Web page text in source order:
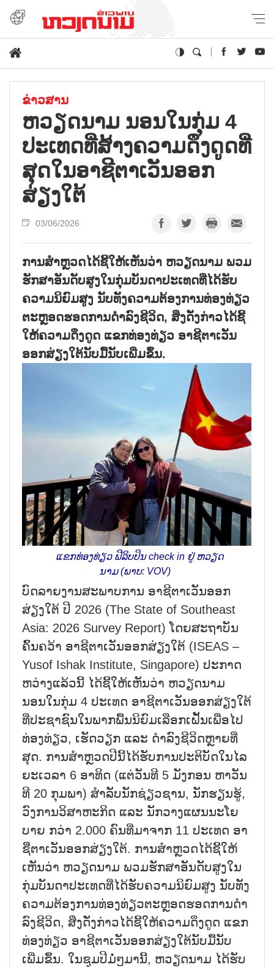
ຂ່າວສານ
ຫວຽດ​ນາມ ນອນ​ໃນ​ກຸ່ມ 4
ປະ​ເທດ​ທີ່​ສ້າງ​ຄວາມ​ດຶງ​ດູດ​​ທີ່​
ສຸດ​ໃນ​ອາ​ຊີ​ຕາ​ເວັນ​ອອກ​
ສ່ຽງ​ໃຕ້
03/06/2026
ການ​ສຳຫຼວດ​ໄດ້​ຊີ້​ໃຫ້​ເຫັນ​ວ່າ ຫວຽດ​ນາມ ພວມ​
ຮັກ​ສາ​ອັນ​ດັບ​ສູງ​ໃນ​ກຸ່ມ​ບັນ​ດາ​ປະ​ເທດ​ທີ່​ໄດ້​ຮັບ​
ຄວາມ​ນິ​ຍົມ​ສູງ ນັບ​ທັງ​ຄວາມ​ຕ້ອງ​ການ​ທ່ອງ​ທ່ຽວ​
ຕະຫຼອດ​ຮອດ​ການ​ດຳ​ລົງ​ຊີ​ວິດ, ສິ່ງ​ດັ່ງ​ກ່າວ​ໄດ້​ຊີ້​
ໃຫ້​ຄວາມ​ດຶງ​ດູດ​ ​ແຂກ​ທ່ອງ​ທ່ຽວ ອາ​ຊີ​ຕາ​ເວັນ​
ອອ​ກ​ສ່​ຽງ​ໃຕ້​ນັບ​ມື້​ນັບ​ເພີ່ມ​ຂຶ້ນ.
ແຂກ​ທ່ອງ​ທ່ຽວ ຟີ​ລິບ​ປິນ check in ຢູ່ ຫວຽດ​
ນາມ (ພາບ: VOV)
ບົດ​ລາຍ​ງານ​ສະ​ພາບ​ການ ອາ​ຊີ​ຕາ​ເວັນ​ອອກ​
ສ່ຽງ​ໃຕ້ ປີ 2026 (The State of Southeast
Asia: 2026 Survey Report) ໂດຍ​ສະ​ຖາ​ບັນ​
ຄົ້ນ​ຄວ້າ ອາ​ຊີ​ຕາ​ເວັນ​ອອກ​ສ່ຽງ​ໃຕ້ (ISEAS –
Yusof Ishak Institute, Singapore) ​ປະ​ກາດ​​
ຫວ່າງແລ້ວ​ນີ້ ໄດ້​ຊີ້​ໃຫ້​ເຫັນ​ວ່າ ຫວຽດ​ນາມ
ນອນ​ໃນ​ກຸ່ມ 4 ປະ​ເທດ ອາ​ຊີ​ຕາ​ເວັນ​ອອກ​ສ່ຽງ​ໃຕ້
ທີ່​​ປະ​ຊາ​ຊົນ​ໃນ​ພາກ​ພື້ນ​ນິ​ຍົມ​ເລືອກ​ເຝັ້ນ​ເພື່ອ​ໄປ​
ທ່ອງ​ທ່ຽວ, ເຮັດ​ວຽກ ແລະ ດຳ​ລົງ​ຊີ​ວິດຫຼາຍ​ທີ່​
ສຸດ. ການ​ສຳຫຼວດ​ປີ​ນີ້​ໄດ້ຮັບ​ການ​ປະ​ຕິ​ບັດ​ໃນ​ໄລ​
ຍະ​ເວ​ລາ 6 ອາ​ທິດ (ແຕ່​ວັນ​ທີ 5 ມັງ​ກອນ ຫາ​ວັນ​
ທີ 20 ກຸມ​ພາ) ສໍ​າ​ລັບ​ນັກ​ຊ່ຽວ​ຊານ, ນັກ​ຮຽນ​ຮູ້,
ວົງ​ການ​ວິ​ສາ​ຫະ​ກິດ ແລະ ນັກ​ວາງ​ແຜນ​​ນະ​ໂຍ​
ບາຍ ກວ່າ 2.000 ຄົນ​ທີ່​ມາ​ຈາກ 11 ປະ​ເທດ ອາ​
ຊີີ່​ຕາ​ເວັນ​ອອກ​ສ່ຽງ​ໃຕ້. ການ​ສຳຫຼວດ​ໄດ້​ຊີ້​ໃຫ້​
ເຫັນ​ວ່າ ຫວຽດ​ນາມ ພວມ​ຮັກ​ສາ​ອັນ​ດັບ​ສູງ​ໃນ​
ກຸ່ມ​ບັນ​ດາ​ປະ​ເທດ​ທີ່​ໄດ້​ຮັບ​ຄວາມ​ນິ​ຍົມ​ສູງ ນັບ​ທັງ​
ຄວາມ​ຕ້ອງ​ການ​ທ່ອງ​ທ່ຽວ​ຕະຫຼອດ​ຮອດ​ການ​ດຳ​
ລົງ​ຊີ​ວິດ, ສິ່ງ​ດັ່ງ​ກ່າວ​ໄດ້​ຊີ້​ໃຫ້​ຄວາມ​ດຶງ​ດູດ​ ​ແຂກ​
ທ່ອງ​ທ່ຽວ ອາ​ຊີ​ຕາ​ເວັນ​ອອ​ກ​ສ່​ຽງ​ໃຕ້​ນັບ​ມື້​ນັບ​
ເພີ່ມ​ຂຶ້ນ. ໃນ​ຊຸມ​ປີ​ມໍ່​ໆ​ມາ​ນີ້, ຫວຽດ​ນາມ ໄດ້​ຮັບ​